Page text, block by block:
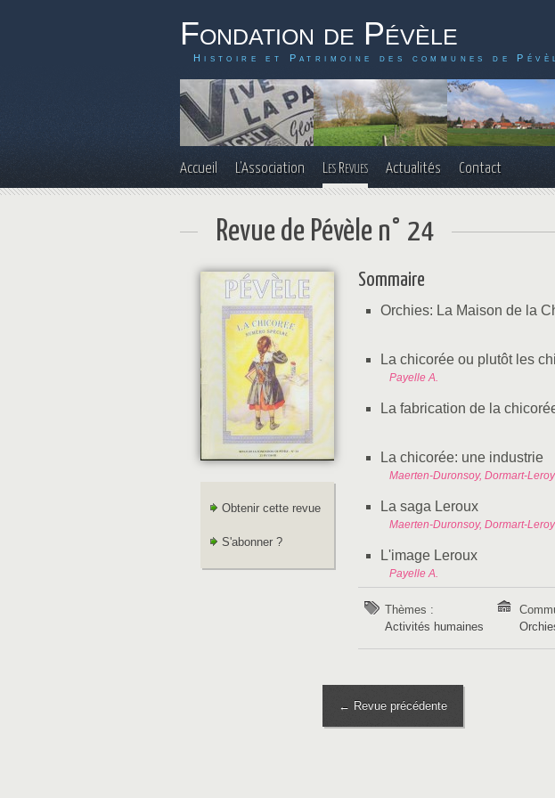
Fondation de Pévèle
Histoire et Patrimoine des communes de
Accueil L'Association Les Revues Actualités Contact
Revue de Pévèle n° 24
Obtenir cette revue
S'abonner ?
Sommaire
Orchies: La Maison de la
La chicorée ou plutôt les
Payelle A.
La fabrication de la
La chicorée: une industrie
Maerten-Duronsoy, Dormart-Leroy
La saga Leroux
Maerten-Duronsoy, Dormart-Leroy
L'image Leroux
Payelle A.
Thèmes :
Activités humaines
← Revue précédente